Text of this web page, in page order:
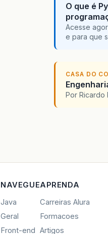
O que é
Acesse
e para que
CASA DO
Por
NAVEGUE
Java
Geral
Front-end
APRENDA
Carreiras Alura
Formacoes
Artigos